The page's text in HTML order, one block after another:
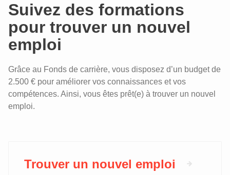
Suivez des formations
pour trouver un nouvel
emploi
Grâce au Fonds de carrière, vous disposez d’un budget de
2.500 € pour améliorer vos connaissances et vos
compétences. Ainsi, vous êtes prêt(e) à trouver un nouvel
emploi.
Trouver un nouvel emploi